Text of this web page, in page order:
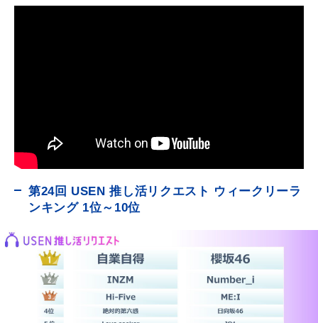
第24回 USEN 推し活リクエスト ウィークリーラ
ンキング 1位～10位